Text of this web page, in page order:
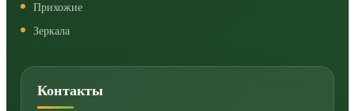
Прихожие
Зеркала
Контакты